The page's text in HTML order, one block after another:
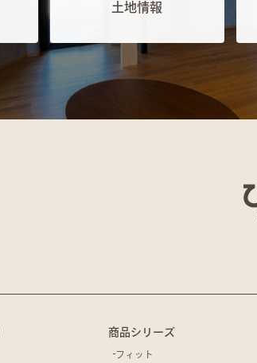
土地情報
商品シリーズ
フィット